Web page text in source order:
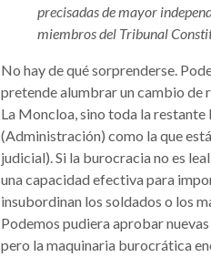
precisadas de mayor
miembros del Tribunal
No hay de qué sorprenderse.
pretende alumbrar un cambio de
La Moncloa, sino toda la
(Administración) como la que
judicial). Si la burocracia no es
una capacidad efectiva para
insubordinan los soldados o los
Podemos pudiera aprobar
pero la maquinaria burocrática